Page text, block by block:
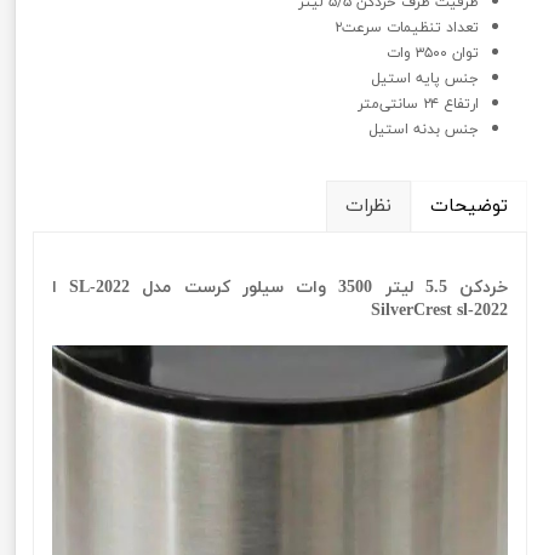
تعداد تنظیمات سرعت۲
توان ۳۵۰۰ وات
جنس پایه استیل
ارتفاع ۲۴ سانتی‌متر
جنس بدنه استیل
توضیحات نظرات
خردکن 5.5 لیتر 3500 وات سیلور کرست مدل SL-2022 ا
SilverCrest sl-2022